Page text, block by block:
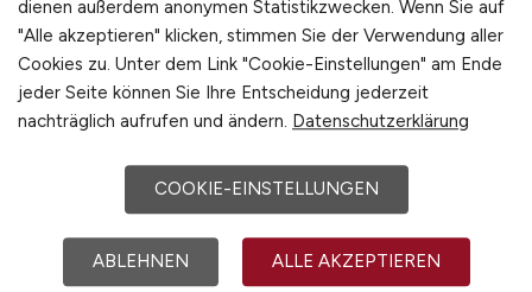
Hannover, Münster oder Frankfurt
dienen außerdem anonymen Statistikzwecken. Wenn Sie auf
"Alle akzeptieren" klicken, stimmen Sie der Verwendung aller
Cookies zu. Unter dem Link "Cookie-Einstellungen" am Ende
jeder Seite können Sie Ihre Entscheidung jederzeit
nachträglich aufrufen und ändern. Datenschutzerklärung
COOKIE-EINSTELLUNGEN
ABLEHNEN ALLE AKZEPTIEREN